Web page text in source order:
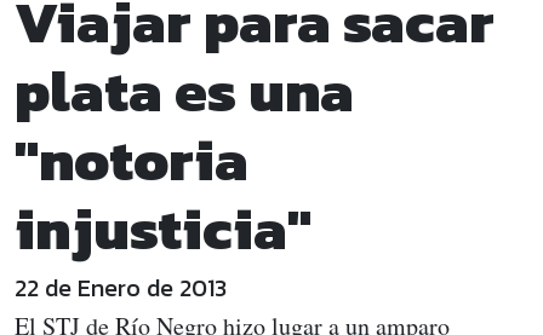
Viajar para sacar
plata es una
"notoria
injusticia"
22 de Enero de 2013
El STJ de Río Negro hizo lugar a un amparo